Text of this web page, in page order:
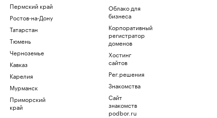
Пермский край
Ростов-на-Дону
Татарстан
Тюмень
Черноземье
Кавказ
Карелия
Мурманск
Приморский
край
Облако для
бизнеса
Корпоративный
регистратор
доменов
Хостинг
сайтов
Рег.решения
Знакомства
Сайт
знакомств
podbor.ru